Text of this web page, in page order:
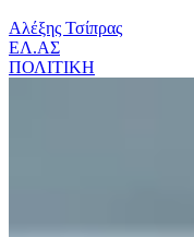
Αλέξης Τσίπρας
ΕΛ.ΑΣ
ΠΟΛΙΤΙΚΗ